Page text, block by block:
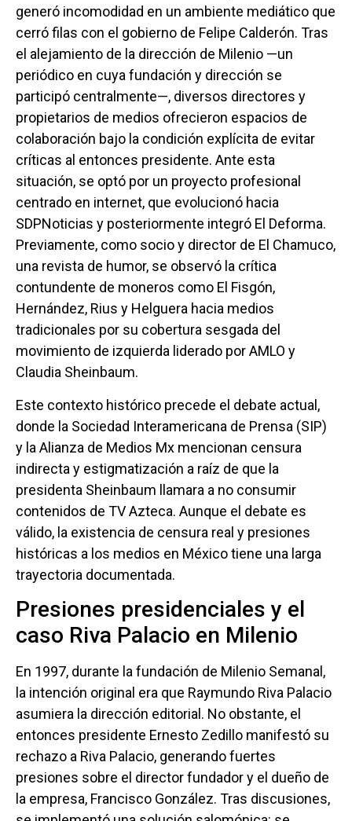
generó incomodidad en un ambiente mediático que
cerró filas con el gobierno de Felipe Calderón. Tras
el alejamiento de la dirección de Milenio —un
periódico en cuya fundación y dirección se
participó centralmente—, diversos directores y
propietarios de medios ofrecieron espacios de
colaboración bajo la condición explícita de evitar
críticas al entonces presidente. Ante esta
situación, se optó por un proyecto profesional
centrado en internet, que evolucionó hacia
SDPNoticias y posteriormente integró El Deforma.
Previamente, como socio y director de El Chamuco,
una revista de humor, se observó la crítica
contundente de moneros como El Fisgón,
Hernández, Rius y Helguera hacia medios
tradicionales por su cobertura sesgada del
movimiento de izquierda liderado por AMLO y
Claudia Sheinbaum.
Este contexto histórico precede el debate actual,
donde la Sociedad Interamericana de Prensa (SIP)
y la Alianza de Medios Mx mencionan censura
indirecta y estigmatización a raíz de que la
presidenta Sheinbaum llamara a no consumir
contenidos de TV Azteca. Aunque el debate es
válido, la existencia de censura real y presiones
históricas a los medios en México tiene una larga
trayectoria documentada.
Presiones presidenciales y el
caso Riva Palacio en Milenio
En 1997, durante la fundación de Milenio Semanal,
la intención original era que Raymundo Riva Palacio
asumiera la dirección editorial. No obstante, el
entonces presidente Ernesto Zedillo manifestó su
rechazo a Riva Palacio, generando fuertes
presiones sobre el director fundador y el dueño de
la empresa, Francisco González. Tras discusiones,